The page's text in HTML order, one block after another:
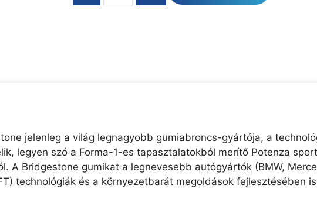
jelenleg a világ legnagyobb gumiabroncs-gyártója, a
legyen szó a Forma-1-es tapasztalatokból merítő Potenza
A Bridgestone gumikat a legnevesebb autógyártók (BMW,
technológiák és a környezetbarát megoldások fejlesztésében